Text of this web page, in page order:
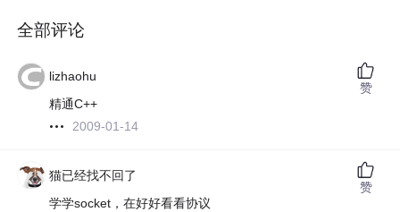
全部评论
lizhaohu
精通C++
2009-01-14
赞
猫已经找不回了
学学socket，在好好看看协议
赞